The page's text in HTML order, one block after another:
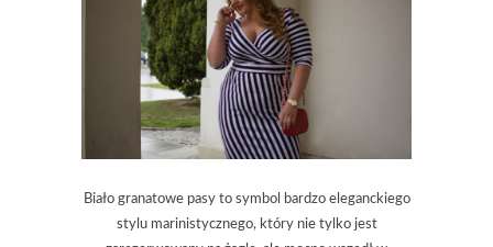
Biało granatowe pasy to symbol bardzo eleganckiego
stylu marinistycznego, który nie tylko jest